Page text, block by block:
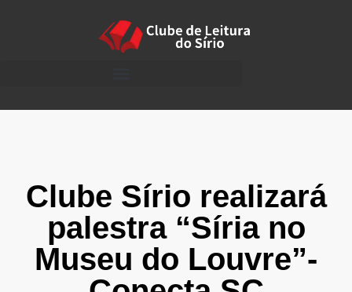
Clube Sírio realizará
palestra “Síria no
Museu do Louvre”-